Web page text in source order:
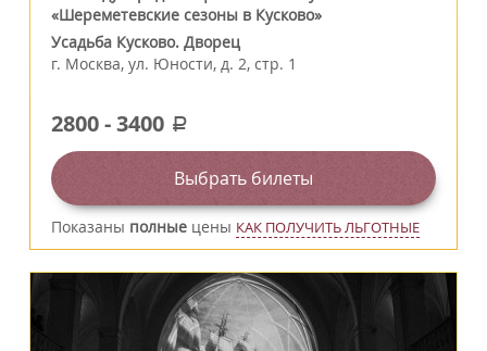
«Шереметевские сезоны в Кусково»
Усадьба Кусково. Дворец
г. Москва, ул. Юности, д. 2, стр. 1
2800-3400 a
Выбрать билеты
Показаны полные цены КАК ПОЛУЧИТЬ ЛЬГОТНЫЕ